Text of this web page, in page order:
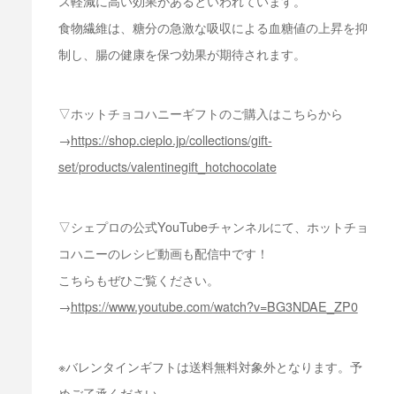
食物繊維は、糖分の急激な吸収による血糖値の上昇を抑
制し、腸の健康を保つ効果が期待されます。
▽ホットチョコハニーギフトのご購入はこちらから
→https://shop.cieplo.jp/collections/gift-
set/products/valentinegift_hotchocolate
▽シェプロの公式YouTubeチャンネルにて、ホットチョ
コハニーのレシピ動画も配信中です！
こちらもぜひご覧ください。
→https://www.youtube.com/watch?v=BG3NDAE_ZP0
※バレンタインギフトは送料無料対象外となります。予